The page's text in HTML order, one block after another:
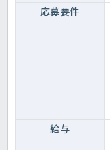
応募要件
給与